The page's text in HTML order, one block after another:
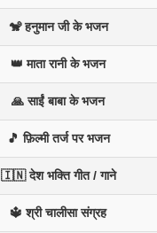
🐒 हनुमान जी के भजन
👑 माता रानी के भजन
🙏 साईं बाबा के भजन
🎵 फ़िल्मी तर्ज पर भजन
🇮🇳 देश भक्ति गीत / गाने
🔱 श्री चालीसा संग्रह